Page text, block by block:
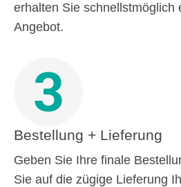
erhalten Sie schnellstmöglich
Angebot.
3
Bestellung + Lieferung
Geben Sie Ihre finale
Sie auf die zügige Lieferung